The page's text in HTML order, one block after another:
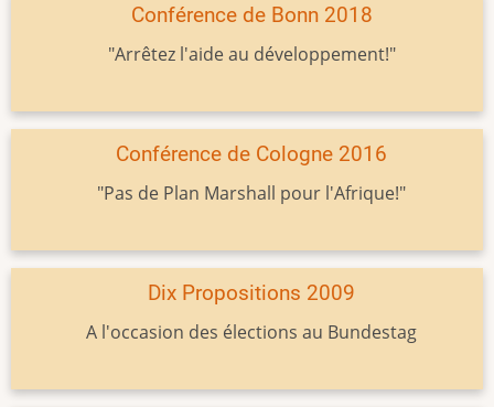
Conférence de Bonn 2018
"Arrêtez l'aide au développement!"
Conférence de Cologne 2016
"Pas de Plan Marshall pour l'Afrique!"
Dix Propositions 2009
A l'occasion des élections au Bundestag